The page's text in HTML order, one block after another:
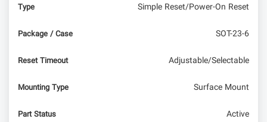
Type Simple Reset/Power-On Reset
Package / Case SOT-23-6
Reset Timeout Adjustable/Selectable
Mounting Type Surface Mount
Part Status Active